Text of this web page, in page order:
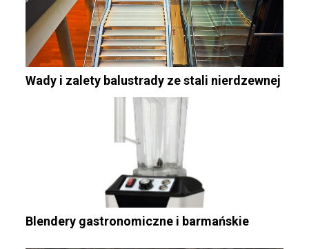
Wady i zalety balustrady ze stali nierdzewnej
Blendery gastronomiczne i barmańskie